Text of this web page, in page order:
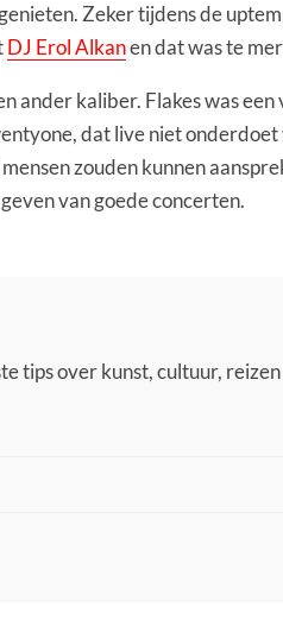
Zeker tijdens de
DJ Erol Alkanen dat was te
ander kaliber. Flakes was
dat live niet
zouden kunnen
van goede concerten.
tips over kunst, cultuur,